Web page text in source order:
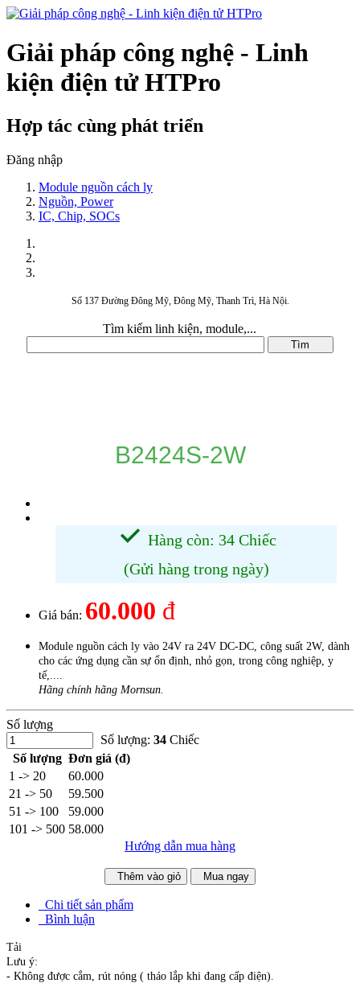
Giải pháp công nghệ - Linh
kiện điện tử HTPro
Hợp tác cùng phát triển
Đăng nhập
Module nguồn cách ly
Nguồn, Power
IC, Chip, SOCs
Số 137 Đường Đông Mỹ, Đông Mỹ, Thanh Trì, Hà Nội.
Tìm kiếm linh kiện, module,...
B2424S-2W
Hàng còn: 34 Chiếc
(Gửi hàng trong ngày)
Giá bán: 60.000 đ
Module nguồn cách ly vào 24V ra 24V DC-DC, công suất 2W, dành
cho các ứng dụng cần sự ổn định, nhỏ gọn, trong công nghiệp, y
tế,....
Hãng chính hãng Mornsun.
Số lượng
Số lượng: 34 Chiếc
Số lượng Đơn giá (đ)
1 -> 20
60.000
21 -> 50
59.500
51 -> 100
59.000
101 -> 500 58.000
Hướng dẫn mua hàng
Thêm vào giỏ Mua ngay
Chi tiết sản phẩm
Bình luận
Tải
Lưu ý:
- Không được cắm, rút nóng ( tháo lắp khi đang cấp điện).